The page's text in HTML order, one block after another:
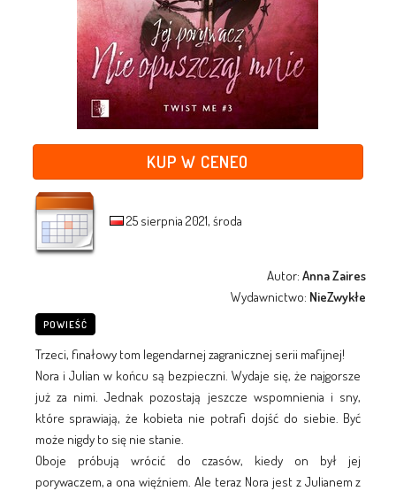
KUP W CENEO
25 sierpnia 2021, środa
Autor:Anna Zaires
Wydawnictwo: NieZwykłe
POWIEŚĆ
Trzeci, finałowy tom legendarnej zagranicznej serii mafijnej!
Nora i Julian w końcu są bezpieczni. Wydaje się, że najgorsze
już za nimi. Jednak pozostają jeszcze wspomnienia i sny,
które sprawiają, że kobieta nie potrafi dojść do siebie. Być
może nigdy to się nie stanie.
Oboje próbują wrócić do czasów, kiedy on był jej
porywaczem, a ona więźniem. Ale teraz Nora jest z Julianem z